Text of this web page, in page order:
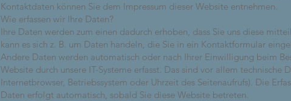
Kontaktdaten können Sie dem Impressum dieser Website entnehmen.
Wie erfassen wir Ihre Daten?
Ihre Daten werden zum einen dadurch erhoben, dass Sie uns diese
kann es sich z. B. um Daten handeln, die Sie in ein Kontaktformular
Andere Daten werden automatisch oder nach Ihrer Einwilligung beim
Website durch unsere IT-Systeme erfasst. Das sind vor allem technische
Internetbrowser, Betriebssystem oder Uhrzeit des Seitenaufrufs). Die
Daten erfolgt automatisch, sobald Sie diese Website betreten.